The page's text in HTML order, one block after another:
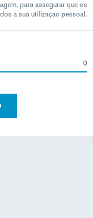
para assegurar que os
à sua utilização pessoal.
0